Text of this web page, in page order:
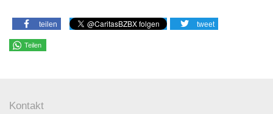
teilen tweet
Teilen
Kontakt